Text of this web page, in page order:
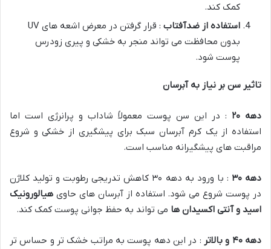
کمک کند.
استفاده از ضدآفتاب
: قرار گرفتن در معرض اشعه های UV
بدون محافظت می تواند منجر به خشکی و پیری زودرس
پوست شود.
تاثیر سن بر نیاز به آبرسان
دهه ۲۰ : در این سن پوست معمولاً شاداب و پرانرژی است اما
استفاده از یک کرم آبرسان سبک برای پیشگیری از خشکی و شروع
مراقبت های پیشگیرانه مناسب است.
دهه۳۰
: با ورود به دهه ۳۰ کاهش تدریجی رطوبت و تولید کلاژن
در پوست شروع می شود. استفاده از آبرسان های حاوی هیالورونیک
اسید و آنتی اکسیدان ها می تواند به حفظ جوانی پوست کمک کند.
دهه۴۰ و بالاتر : در این دهه پوست به مراتب خشک تر و حساس تر